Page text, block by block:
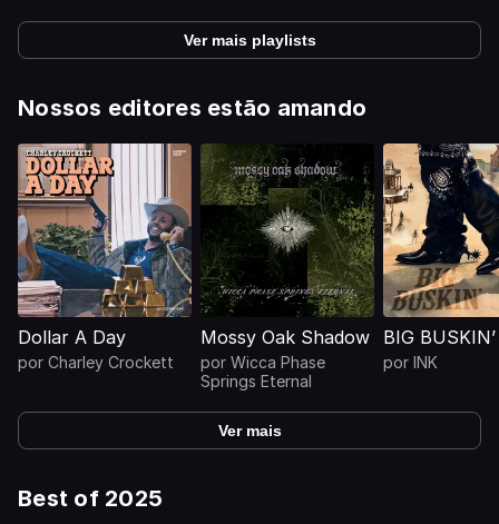
Ver mais playlists
Nossos editores estão amando
Dollar A Day
por Charley Crockett
Mossy Oak Shadow
por Wicca Phase
Springs Eternal
BIG BUSKIN’
por INK
Ver mais
Best of 2025